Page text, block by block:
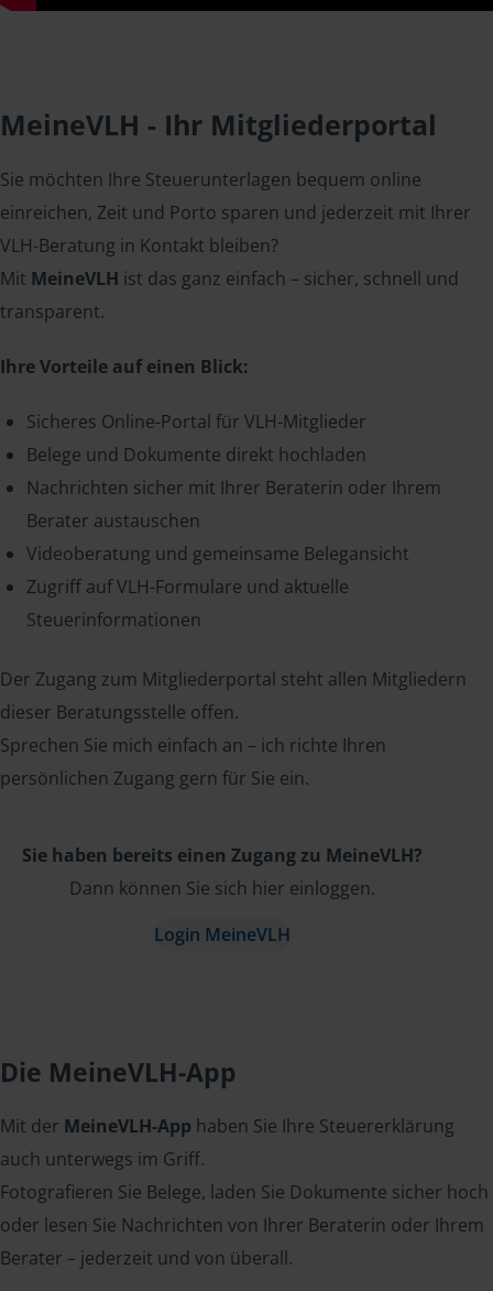
MeineVLH - Ihr Mitgliederportal
Sie möchten Ihre Steuerunterlagen bequem online
einreichen, Zeit und Porto sparen und jederzeit mit Ihrer
VLH-Beratung in Kontakt bleiben?
Mit MeineVLH ist das ganz einfach – sicher, schnell und
transparent.
Ihre Vorteile auf einen Blick:
Sicheres Online-Portal für VLH-Mitglieder
Belege und Dokumente direkt hochladen
Nachrichten sicher mit Ihrer Beraterin oder Ihrem
Berater austauschen
Videoberatung und gemeinsame Belegansicht
Zugriff auf VLH-Formulare und aktuelle
Steuerinformationen
Der Zugang zum Mitgliederportal steht allen Mitgliedern
dieser Beratungsstelle offen.
Sprechen Sie mich einfach an – ich richte Ihren
persönlichen Zugang gern für Sie ein.
Sie haben bereits einen Zugang zu MeineVLH?
Dann können Sie sich hier einloggen.
Login MeineVLH
Die MeineVLH-App
Mit der MeineVLH-App haben Sie Ihre Steuererklärung
auch unterwegs im Griff.
Fotografieren Sie Belege, laden Sie Dokumente sicher hoch
oder lesen Sie Nachrichten von Ihrer Beraterin oder Ihrem
Berater – jederzeit und von überall.